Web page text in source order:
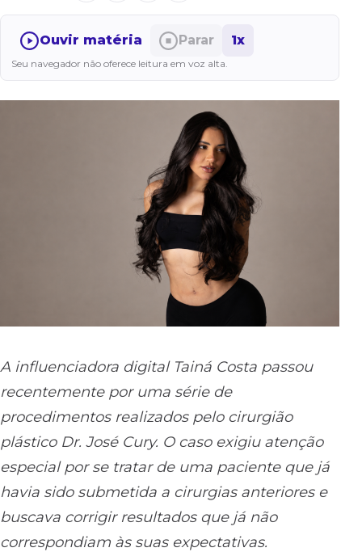
Ouvir matéria Parar 1x
Seu navegador não oferece leitura em voz alta.
A influenciadora digital Tainá Costa passou
recentemente por uma série de
procedimentos realizados pelo cirurgião
plástico Dr. José Cury. O caso exigiu atenção
especial por se tratar de uma paciente que já
havia sido submetida a cirurgias anteriores e
buscava corrigir resultados que já não
correspondiam às suas expectativas.